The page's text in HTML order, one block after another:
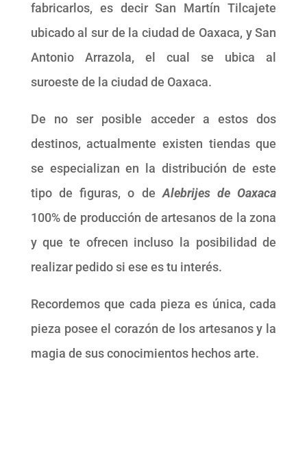
fabricarlos, es decir San Martín Tilcajete
ubicado al sur de la ciudad de Oaxaca, y San
Antonio Arrazola, el cual se ubica al
suroeste de la ciudad de Oaxaca.
De no ser posible acceder a estos dos
destinos, actualmente existen tiendas que
se especializan en la distribución de este
tipo de figuras, o de Alebrijes de Oaxaca
100% de producción de artesanos de la zona
y que te ofrecen incluso la posibilidad de
realizar pedido si ese es tu interés.
Recordemos que cada pieza es única, cada
pieza posee el corazón de los artesanos y la
magia de sus conocimientos hechos arte.